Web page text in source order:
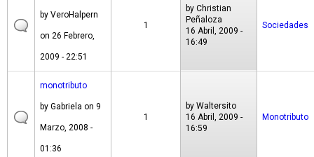
by VeroHalpern
on 26 Febrero,
2009 - 22:51
1
by Christian
Peñaloza
16 Abril, 2009 -
16:49
Sociedades
monotributo
by Gabriela on 9
Marzo, 2008 -
01:36
1
by Waltersito
16 Abril, 2009 -
16:59
Monotributo